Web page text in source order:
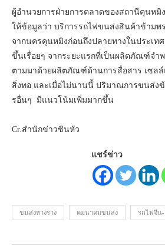
ผู้อำนวยการฝ่ายการตลาดของสถานีคุนหมิ
ให้ข้อมูลว่า บริการรถไฟขนส่งสินค้าข้ามพ
จากนครคุนหมิงก่อนถึงปลายทางในประเท
ขึ้นเรื่อยๆ จากระยะแรกที่เป็นผลิตภัณฑ์จำ
ตามมาด้วยผลิตภัณฑ์ด้านการสื่อสาร เซล
สิ่งทอ และเมื่อไม่นานนี้ ปริมาณการขนส่ง
รอื่นๆ มีแนวโน้มเพิ่มมากขึ้น
Cr.สำนักข่าวซินหัว
แชร์ข่าว
ขนส่งทางราง คมนาคมขนส่ง รถไฟจีน